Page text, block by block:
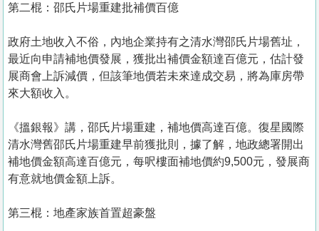
第二棍：邵氏片場重建批補價百億
政府土地收入不俗，內地企業持有之清水灣邵氏片場舊址，
最近向申請補地價發展，獲批出補價金額達百億元，估計發
展商會上訴減價，但該筆地價若未來達成交易，將為庫房帶
來大額收入。
《搵銀報》講，邵氏片場重建，補地價高達百億。復星國際
清水灣舊邵氏片場重建早前獲批則，據了解，地政總署開出
補地價金額高達百億元，每呎樓面補地價約9,500元，發展商
有意就地價金額上訴。
第三棍：地產家族首置超豪盤